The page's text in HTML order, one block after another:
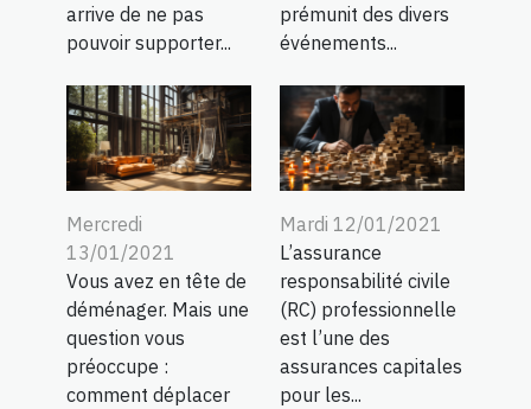
arrive de ne pas
pouvoir supporter...
prémunit des divers
événements...
Mercredi
13/01/2021
Vous avez en tête de
déménager. Mais une
question vous
préoccupe :
comment déplacer
Mardi 12/01/2021
L’assurance
responsabilité civile
(RC) professionnelle
est l’une des
assurances capitales
pour les...